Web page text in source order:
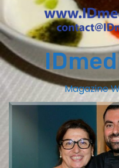
Magazine